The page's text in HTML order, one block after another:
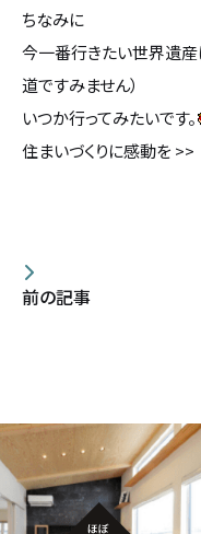
ちなみに
今一番行きたい世界遺産
道ですみません）
いつか行ってみたいです。
住まいづくりに感動を >>
前の記事